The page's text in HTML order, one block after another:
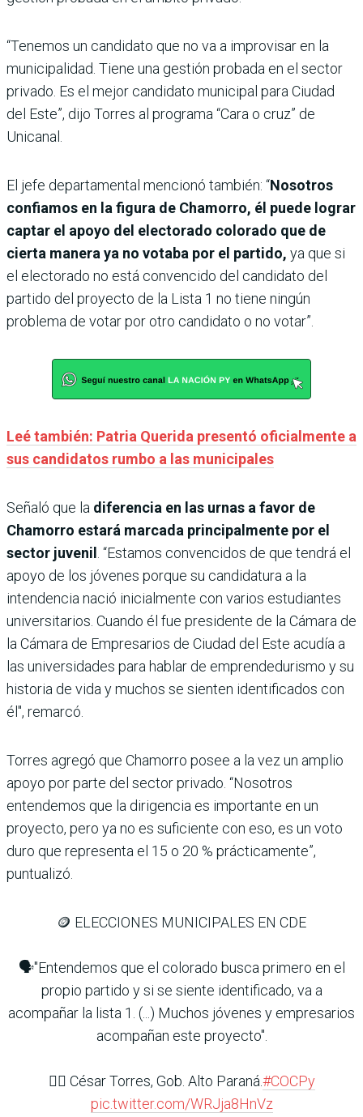
“Tenemos un candidato que no va a improvisar en la
municipalidad. Tiene una gestión probada en el sector
privado. Es el mejor candidato municipal para Ciudad
del Este”, dijo Torres al programa “Cara o cruz” de
Unicanal.
El jefe departamental mencionó también: “Nosotros
confiamos en la figura de Chamorro, él puede lograr
captar el apoyo del electorado colorado que de
cierta manera ya no votaba por el partido, ya que si
el electorado no está convencido del candidato del
partido del proyecto de la Lista 1 no tiene ningún
problema de votar por otro candidato o no votar”.
Leé también: Patria Querida presentó oficialmente a
sus candidatos rumbo a las municipales
Señaló que la diferencia en las urnas a favor de
Chamorro estará marcada principalmente por el
sector juvenil . “Estamos convencidos de que tendrá el
apoyo de los jóvenes porque su candidatura a la
intendencia nació inicialmente con varios estudiantes
universitarios. Cuando él fue presidente de la Cámara de
la Cámara de Empresarios de Ciudad del Este acudía a
las universidades para hablar de emprendedurismo y su
historia de vida y muchos se sienten identificados con
él", remarcó.
Torres agregó que Chamorro posee a la vez un amplio
apoyo por parte del sector privado. “Nosotros
entendemos que la dirigencia es importante en un
proyecto, pero ya no es suficiente con eso, es un voto
duro que representa el 15 o 20 % prácticamente”,
puntualizó.
🪙 ELECCIONES MUNICIPALES EN CDE
🗣️"Entendemos que el colorado busca primero en el
propio partido y si se siente identificado, va a
acompañar la lista 1. (...) Muchos jóvenes y empresarios
acompañan este proyecto".
👉🏽 ⁠César Torres, Gob. Alto Paraná.#COCPy
pic.twitter.com/WRJja8HnVz